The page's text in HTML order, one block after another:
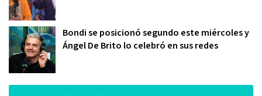
Bondi se posicionó segundo este miércoles y
Ángel De Brito lo celebró en sus redes